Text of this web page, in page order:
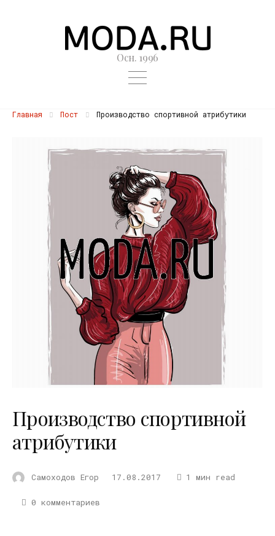
Осн. 1996
Главная Пост Производство спортивной атрибутики
Производство спортивной
атрибутики
Самоходов Егор 17.08.2017 1 мин read
0 комментариев